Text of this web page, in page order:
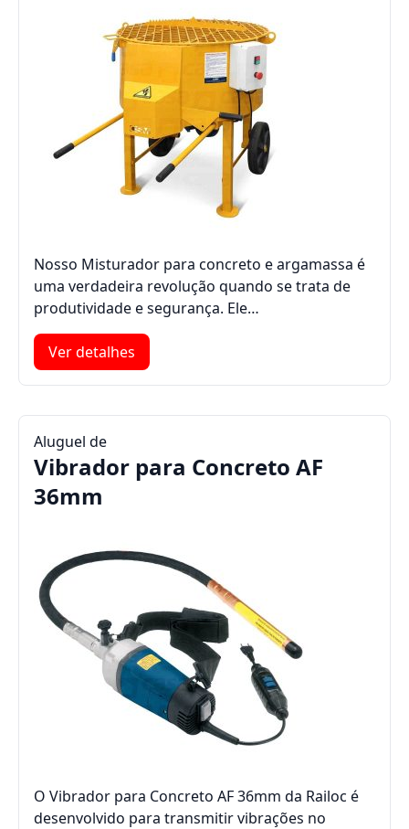
Nosso Misturador para concreto e argamassa é
uma verdadeira revolução quando se trata de
produtividade e segurança. Ele…
Ver detalhes
Aluguel de
Vibrador para Concreto AF
36mm
O Vibrador para Concreto AF 36mm da Railoc é
desenvolvido para transmitir vibrações no